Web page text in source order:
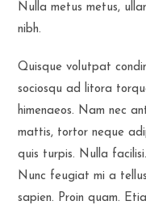
Nulla metus metus,
nibh.
Quisque volutpat
sociosqu ad litora
himenaeos. Nam nec
mattis, tortor neque
quis turpis. Nulla
Nunc feugiat mi a
sapien. Proin quam.